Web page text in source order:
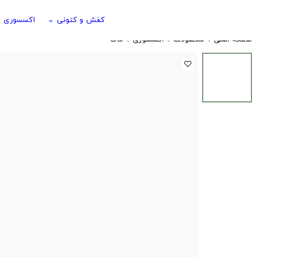
کفش و کتونی keyboard_arrow_down اکسسوری
صفحه اصلی محصولات اکسسوری ماگ